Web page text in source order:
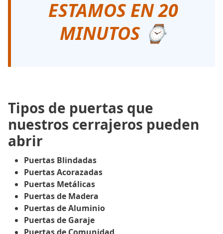
ESTAMOS EN 20
MINUTOS ⌚
Tipos de puertas que
nuestros cerrajeros pueden
abrir
Puertas Blindadas
Puertas Acorazadas
Puertas Metálicas
Puertas de Madera
Puertas de Aluminio
Puertas de Garaje